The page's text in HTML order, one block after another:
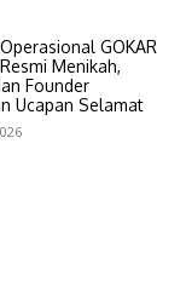
GOKAR
Menikah,
Founder
Ucapan Selamat